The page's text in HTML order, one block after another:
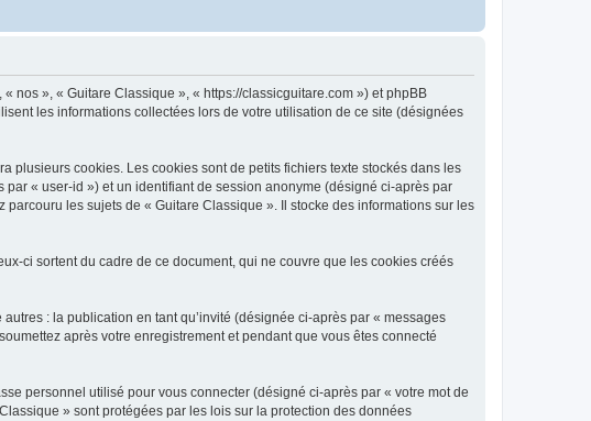
nos », « Guitare Classique », « https://classicguitare.com ») et phpBB
les informations collectées lors de votre utilisation de ce site (désignées
plusieurs cookies. Les cookies sont de petits fichiers texte stockés dans les
« user-id ») et un identifiant de session anonyme (désigné ci-après par
les sujets de « Guitare Classique ». Il stocke des informations sur les
ci sortent du cadre de ce document, qui ne couvre que les cookies créés
: la publication en tant qu’invité (désignée ci-après par « messages
après votre enregistrement et pendant que vous êtes connecté
personnel utilisé pour vous connecter (désigné ci-après par « votre mot de
» sont protégées par les lois sur la protection des données